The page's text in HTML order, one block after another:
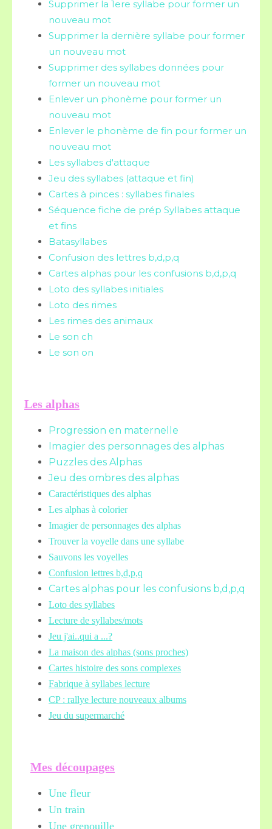
Supprimer la 1ere syllabe pour former un
nouveau mot
Supprimer la dernière syllabe pour former
un nouveau mot
Supprimer des syllabes données pour
former un nouveau mot
Enlever un phonème pour former un
nouveau mot
Enlever le phonème de fin pour former un
nouveau mot
Les syllabes d'attaque
Jeu des syllabes (attaque et fin)
Cartes à pinces : syllabes finales
Séquence fiche de prép Syllabes attaque
et fins
Batasyllabes
Confusion des lettres b,d,p,q
Cartes alphas pour les confusions b,d,p,q
Loto des syllabes initiales
Loto des rimes
Les rimes des animaux
Le son ch
Le son on
Les alphas
Progression en maternelle
Imagier des personnages des alphas
Puzzles des Alphas
Jeu des ombres des alphas
Caractéristiques des alphas
Les alphas à colorier
Imagier de personnages des alphas
Trouver la voyelle dans une syllabe
Sauvons les voyelles
Confusion lettres b,d,p,q
Cartes alphas pour les confusions b,d,p,q
Loto des syllabes
Lecture de syllabes/mots
Jeu j'ai..qui a ...?
La maison des alphas (sons proches)
Cartes histoire des sons complexes
Fabrique à syllabes lecture
CP : rallye lecture nouveaux albums
Jeu du supermarché
Mes découpages
Une fleur
Un train
Une grenouille